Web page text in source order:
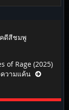
ดีสีชมพู
of Rage (2025)
ความแค้น